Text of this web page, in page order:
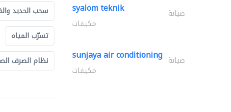
سحب الحديد
تسرّب المياه
نظام الصرف
syalom teknik صيانة
مكيفات
sunjaya air conditioning صيانة
مكيفات